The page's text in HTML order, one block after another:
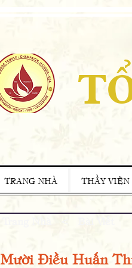
TRANG NHÀ THẦY VIỆN
Mười Điều Huấn